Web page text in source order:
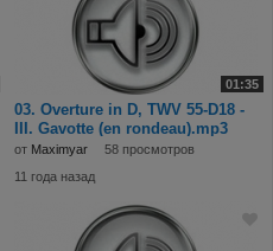
01:35
03. Overture in D, TWV 55-D18 -
III. Gavotte (en rondeau).mp3
от Maximyar
58 просмотров
11 года назад